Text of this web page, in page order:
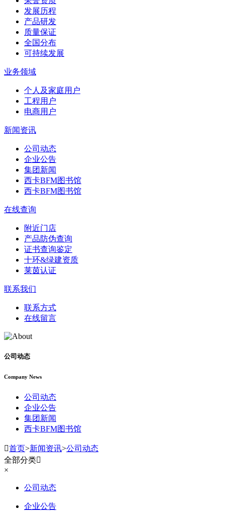
发展历程
产品研发
质量保证
全国分布
可持续发展
业务领域
个人及家庭用户
工程用户
电商用户
新闻资讯
公司动态
企业公告
集团新闻
西卡BFM图书馆
西卡BFM图书馆
在线查询
附近门店
产品防伪查询
证书查询鉴定
十环&绿建资质
莱茵认证
联系我们
联系方式
在线留言
公司动态
Company News
公司动态
企业公告
集团新闻
西卡BFM图书馆
首页>新闻资讯>公司动态
全部分类
×
公司动态
企业公告